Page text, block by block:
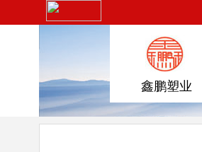
鑫鹏塑业